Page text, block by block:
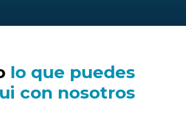
lo que puedes
con nosotros